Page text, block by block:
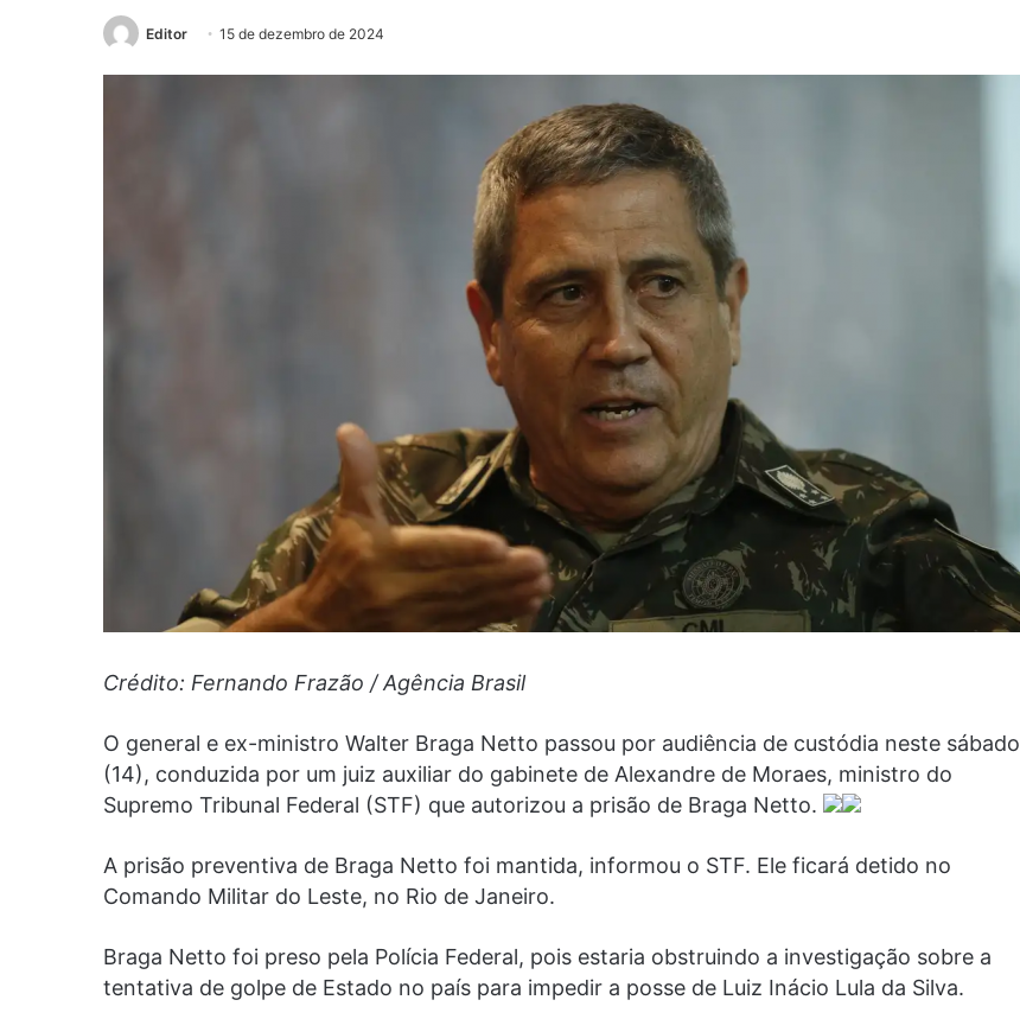
Editor 15 de dezembro de 2024
Crédito: Fernando Frazão / Agência Brasil
O general e ex-ministro Walter Braga Netto passou por audiência de custódia neste sábado
(14), conduzida por um juiz auxiliar do gabinete de Alexandre de Moraes, ministro do
Supremo Tribunal Federal (STF) que autorizou a prisão de Braga Netto.
A prisão preventiva de Braga Netto foi mantida, informou o STF. Ele ficará detido no
Comando Militar do Leste, no Rio de Janeiro.
Braga Netto foi preso pela Polícia Federal, pois estaria obstruindo a investigação sobre a
tentativa de golpe de Estado no país para impedir a posse de Luiz Inácio Lula da Silva.